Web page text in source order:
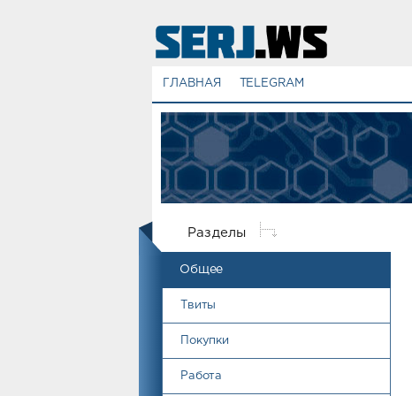
ГЛАВНАЯ TELEGRAM
Разделы
Общее
Твиты
Покупки
Работа